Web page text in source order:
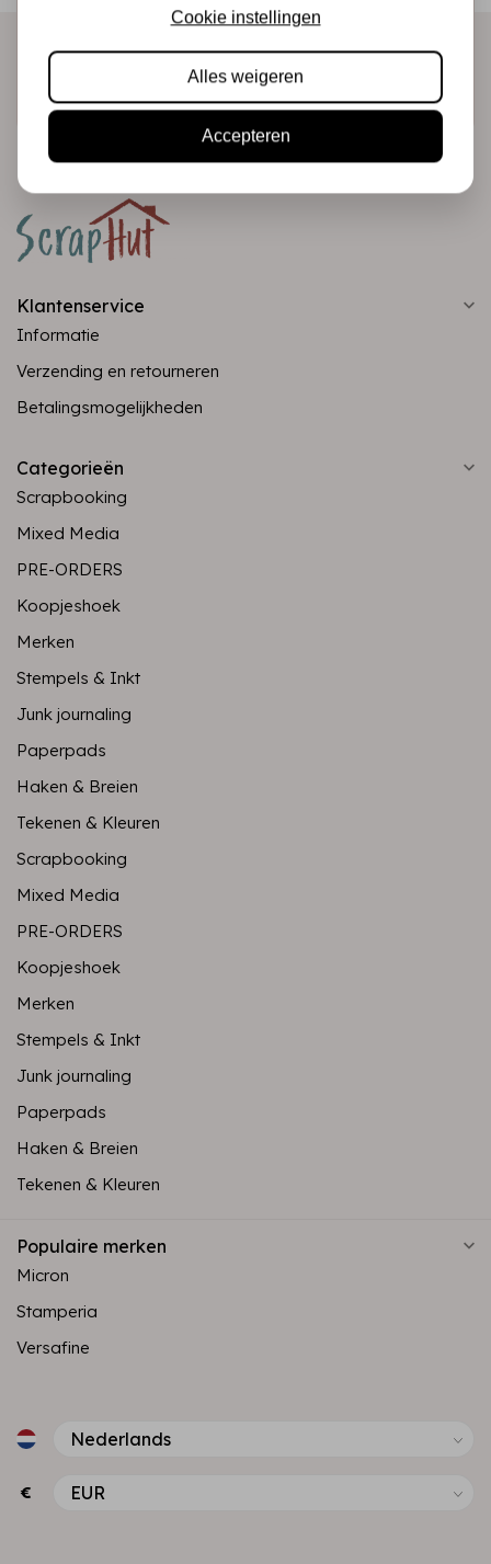
Klantenservice
Informatie
Verzending en retourneren
Betalingsmogelijkheden
Categorieën
Scrapbooking
Mixed Media
PRE-ORDERS
Koopjeshoek
Merken
Stempels & Inkt
Junk journaling
Paperpads
Haken & Breien
Tekenen & Kleuren
Scrapbooking
Mixed Media
PRE-ORDERS
Koopjeshoek
Merken
Stempels & Inkt
Junk journaling
Paperpads
Haken & Breien
Tekenen & Kleuren
Populaire merken
Micron
Stamperia
Versafine
€
Cookie instellingen
Alles weigeren
Accepteren